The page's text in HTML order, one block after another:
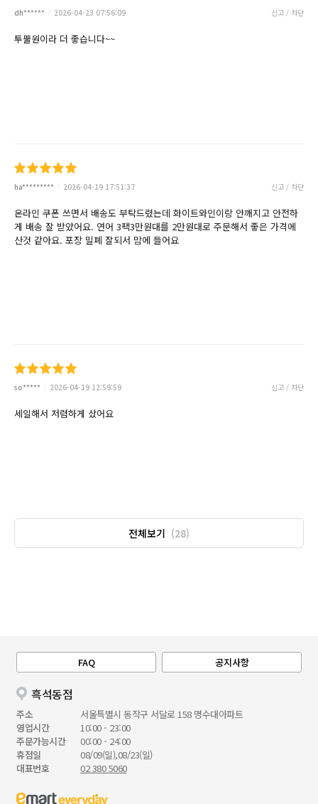
dh****** 2026-04-23 07:56:09 신고 / 차단
투뿔원이라 더 좋습니다~~
ha********* 2026-04-19 17:51:37 신고 / 차단
온라인 쿠폰 쓰면서 배송도 부탁드렸는데 화이트와인이랑 안깨지고 안전하
게 배송 잘 받았어요. 연어 3팩3만원대를 2만원대로 주문해서 좋은 가격에
산것 같아요. 포장 밀폐 잘되서 맘에 들어요
so***** 2026-04-19 12:59:59 신고 / 차단
세일해서 저렴하게 샀어요
전체보기 (28)
FAQ 공지사항
흑석동점
주소
서울특별시 동작구 서달로 158 명수대아파트
영업시간
10:00 - 23:00
주문가능시간
00:00 - 24:00
휴점일
08/09(일),08/23(일)
대표번호
02 380 5060